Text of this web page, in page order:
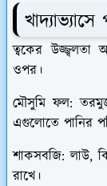
ত্বকের উজ্জ্বলতা
ওপর।
মৌসুমি ফল:
এগুলোতে পানির
শাকসবজি: লাউ,
রাখে।